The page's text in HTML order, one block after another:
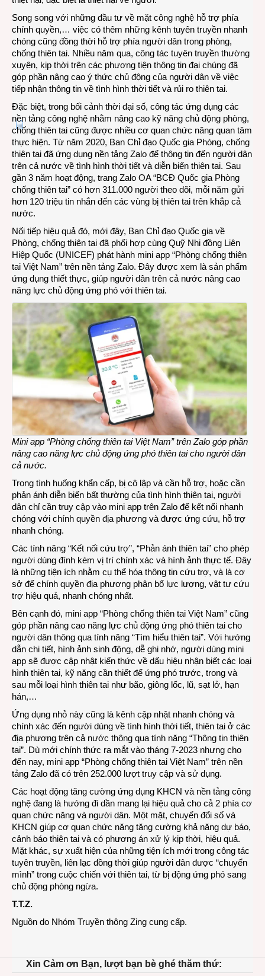
Song song với những đầu tư về mặt công nghệ hỗ trợ phía
chính quyền,… việc có thêm những kênh tuyên truyền nhanh
chóng cũng đồng thời hỗ trợ phía người dân trong phòng,
chống thiên tai. Nhiều năm qua, công tác tuyên truyền thường
xuyên, kịp thời trên các phương tiện thông tin đại chúng đã
góp phần nâng cao ý thức chủ động của người dân về việc
tiếp nhận thông tin về tình hình thời tiết và rủi ro thiên tai.
Đặc biệt, trong bối cảnh thời đại số, công tác ứng dụng các
nền tảng công nghệ nhằm nâng cao kỹ năng chủ động phòng,
chống thiên tai cũng được nhiều cơ quan chức năng quan tâm
thực hiện. Từ năm 2020, Ban Chỉ đạo Quốc gia Phòng, chống
thiên tai đã ứng dụng nền tảng Zalo để thông tin đến người dân
trên cả nước về tình hình thời tiết và diễn biến thiên tai. Sau
gần 3 năm hoạt động, trang Zalo OA “BCĐ Quốc gia Phòng
chống thiên tai” có hơn 311.000 người theo dõi, mỗi năm gửi
hơn 120 triệu tin nhắn đến các vùng bị thiên tai trên khắp cả
nước.
Nối tiếp hiệu quả đó, mới đây, Ban Chỉ đạo Quốc gia về
Phòng, chống thiên tai đã phối hợp cùng Quỹ Nhi đồng Liên
Hiệp Quốc (UNICEF) phát hành mini app “Phòng chống thiên
tai Việt Nam” trên nền tảng Zalo. Đây được xem là sản phẩm
ứng dụng thiết thực, giúp người dân trên cả nước nâng cao
năng lực chủ động ứng phó với thiên tai.
Mini app “Phòng chống thiên tai Việt Nam” trên Zalo góp phần
nâng cao năng lực chủ động ứng phó thiên tai cho người dân
cả nước.
Trong tình huống khẩn cấp, bị cô lập và cần hỗ trợ, hoặc cần
phản ánh diễn biến bất thường của tình hình thiên tai, người
dân chỉ cần truy cập vào mini app trên Zalo để kết nối nhanh
chóng với chính quyền địa phương và được ứng cứu, hỗ trợ
nhanh chóng.
Các tính năng “Kết nối cứu trợ”, “Phản ánh thiên tai” cho phép
người dùng đính kèm vị trí chính xác và hình ảnh thực tế. Đây
là những tiện ích nhằm cụ thể hóa thông tin cứu trợ, và là cơ
sở để chính quyền địa phương phân bổ lực lượng, vật tư cứu
trợ hiệu quả, nhanh chóng nhất.
Bên cạnh đó, mini app “Phòng chống thiên tai Việt Nam” cũng
góp phần nâng cao năng lực chủ động ứng phó thiên tai cho
người dân thông qua tính năng “Tìm hiểu thiên tai”. Với hướng
dẫn chi tiết, hình ảnh sinh động, dễ ghi nhớ, người dùng mini
app sẽ được cập nhật kiến thức về dấu hiệu nhận biết các loại
hình thiên tai, kỹ năng cần thiết để ứng phó trước, trong và
sau mỗi loại hình thiên tai như bão, giông lốc, lũ, sạt lở, hạn
hán,…
Ứng dụng nhỏ này cũng là kênh cập nhật nhanh chóng và
chính xác đến người dùng về tình hình thời tiết, thiên tai ở các
địa phương trên cả nước thông qua tính năng “Thông tin thiên
tai”. Dù mới chính thức ra mắt vào tháng 7-2023 nhưng cho
đến nay, mini app “Phòng chống thiên tai Việt Nam” trên nền
tảng Zalo đã có trên 252.000 lượt truy cập và sử dụng.
Các hoạt động tăng cường ứng dụng KHCN và nền tảng công
nghệ đang là hướng đi dần mang lại hiệu quả cho cả 2 phía cơ
quan chức năng và người dân. Một mặt, chuyển đổi số và
KHCN giúp cơ quan chức năng tăng cường khả năng dự báo,
cảnh báo thiên tai và có phương án xử lý kịp thời, hiệu quả.
Mặt khác, sự xuất hiện của những tiện ích mới trong công tác
tuyên truyền, liên lạc đồng thời giúp người dân được “chuyển
mình” trong cuộc chiến với thiên tai, từ bị động ứng phó sang
chủ động phòng ngừa.
T.T.Z.
Nguồn do Nhóm Truyền thông Zing cung cấp.
Xin Cảm ơn Bạn, lượt bạn bè ghé thăm thứ: